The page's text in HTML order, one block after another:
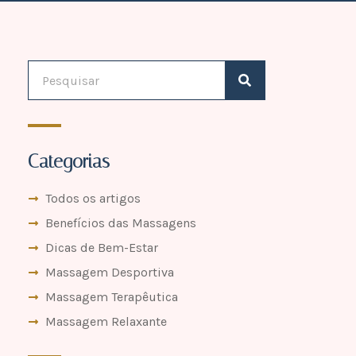
Categorias
Todos os artigos
Benefícios das Massagens
Dicas de Bem-Estar
Massagem Desportiva
Massagem Terapêutica
Massagem Relaxante